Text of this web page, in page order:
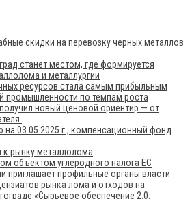
скидки на перевозку черных металлов
станет местом, где формируется
и металлургии
ресурсов стала самым прибыльным
промышленности по темпам роста
новый ценовой ориентир — от
на 03.05.2025 г., компенсационный фонд
к рынку металлолома
объектом углеродного налога ЕС
приглашает профильные органы власти
рынка лома и отходов на
«Сырьевое обеспечение 2.0: